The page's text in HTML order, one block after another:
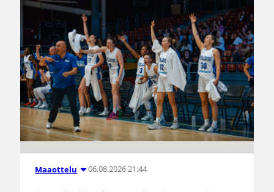
Maaottelu 06.08.2026 21:44